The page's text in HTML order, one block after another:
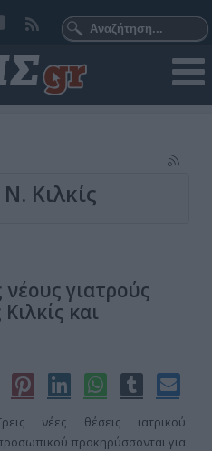
Κιλκίς
γιατρούς
και
νέες θέσεις ιατρικού
προκηρύσσονται για